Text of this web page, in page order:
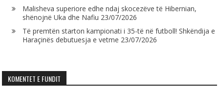
Malisheva superiore edhe ndaj skocezëve të Hibernian,
shënojnë Uka dhe Nafiu 23/07/2026
Të premtën starton kampionati i 35-të në futboll! Shkëndija e
Haraçinës debutuesja e vetme 23/07/2026
KOMENTET E FUNDIT